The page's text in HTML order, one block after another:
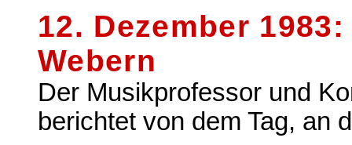
12. Dezember
Webern
Der Musikprofessor und
berichtet von dem Tag, an